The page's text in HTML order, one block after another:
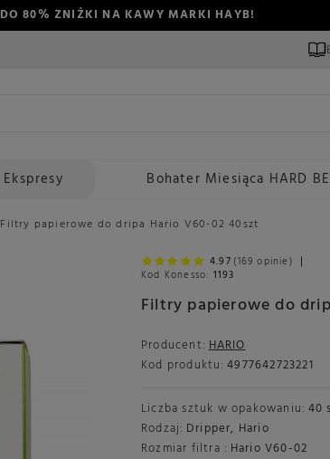
DO 80% ZNIŻKI NA KAWY MARKI HAYB!
Ekspresy Bohater Miesiąca HARD
Filtry papierowe do dripa Hario V60-02 40szt
Filtry papierowe do
4.97 (169 opinie)
Kod Konesso: 1193
Producent: HARIO
Kod produktu: 4977642723221
Liczba sztuk w opakowaniu: 40
Rodzaj: Dripper, Hario
Rozmiar filtra : Hario V60-02